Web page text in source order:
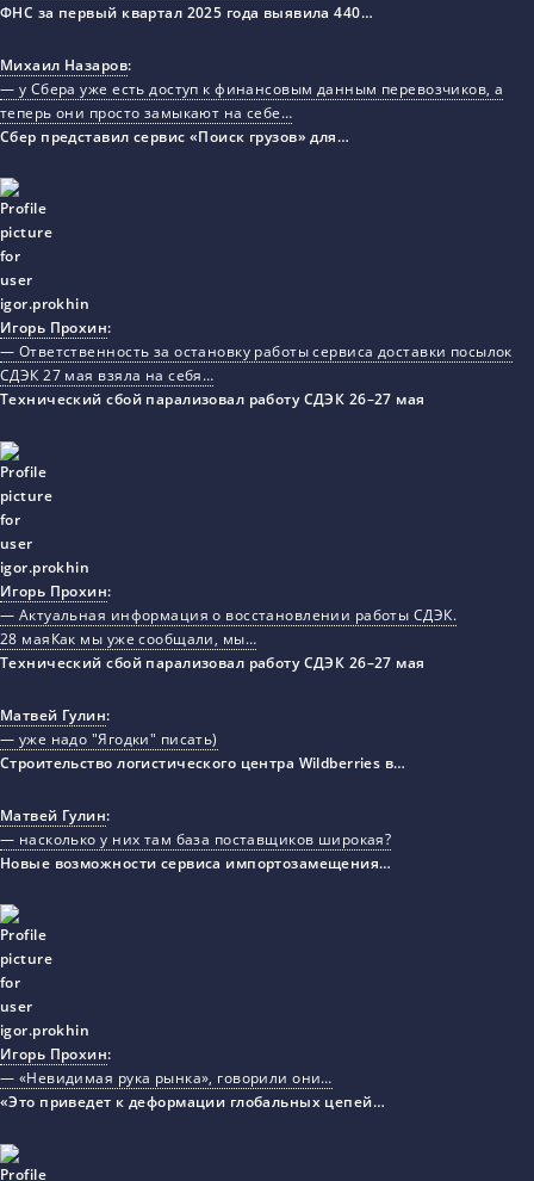
ФНС за первый квартал 2025 года выявила 440…
Михаил Назаров:
— у Сбера уже есть доступ к финансовым данным перевозчиков, а
теперь они просто замыкают на себе…
Сбер представил сервис «Поиск грузов» для…
Игорь Прохин:
— Ответственность за остановку работы сервиса доставки посылок
СДЭК 27 мая взяла на себя…
Технический сбой парализовал работу СДЭК 26–27 мая
Игорь Прохин:
— Актуальная информация о восстановлении работы СДЭК.
28 маяКак мы уже сообщали, мы…
Технический сбой парализовал работу СДЭК 26–27 мая
Матвей Гулин:
— уже надо "Ягодки" писать)
Строительство логистического центра Wildberries в…
Матвей Гулин:
— насколько у них там база поставщиков широкая?
Новые возможности сервиса импортозамещения…
Игорь Прохин:
— «Невидимая рука рынка», говорили они…
«Это приведет к деформации глобальных цепей…